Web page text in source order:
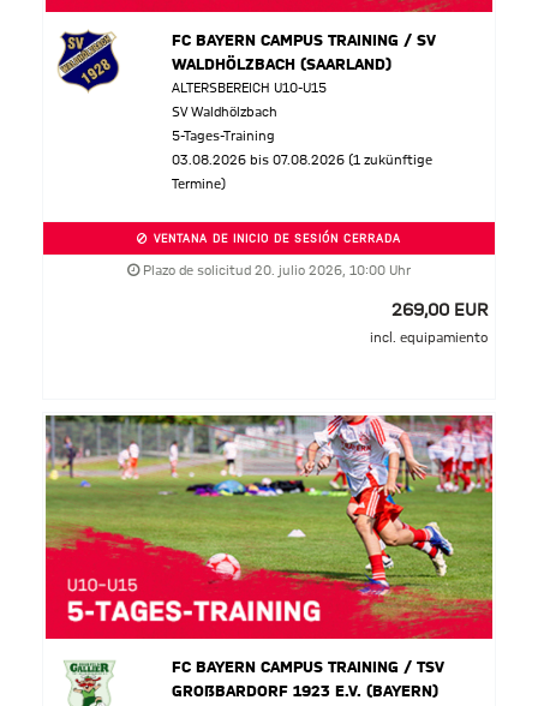
FC BAYERN CAMPUS TRAINING / SV
WALDHÖLZBACH (SAARLAND)
ALTERSBEREICH U10-U15
SV Waldhölzbach
5-Tages-Training
03.08.2026 bis 07.08.2026 (1 zukünftige
Termine)
VENTANA DE INICIO DE SESIÓN CERRADA
Plazo de solicitud 20. julio 2026, 10:00 Uhr
269,00 EUR
incl. equipamiento
FC BAYERN CAMPUS TRAINING / TSV
GROßBARDORF 1923 E.V. (BAYERN)